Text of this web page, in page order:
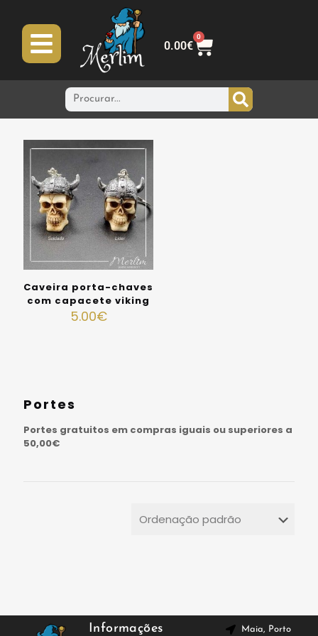
0.00€
0
Caveira porta-chaves
com capacete viking
5.00€
Portes
Portes gratuitos em compras iguais ou superiores a
50,00€
Informações Maia, Porto